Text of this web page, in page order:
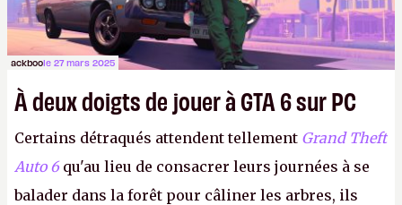
ackboole 27 mars 2025
À deux doigts de jouer à GTA 6 sur PC
Certains détraqués attendent tellement Grand Theft
Auto 6 qu'au lieu de consacrer leurs journées à se
balader dans la forêt pour câliner les arbres, ils